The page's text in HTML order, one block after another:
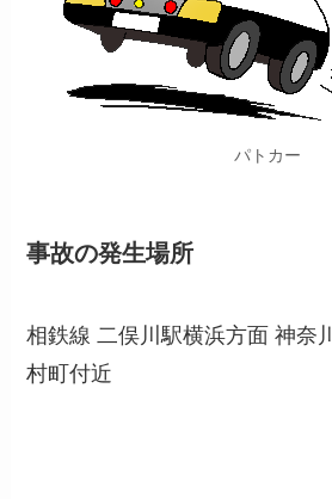
パトカー
事故の発生場所
相鉄線 二俣川駅横浜方面 神奈
村町付近